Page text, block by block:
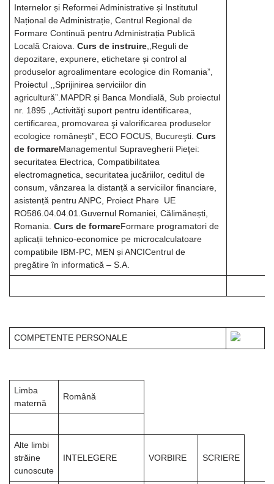
Internelor și Reformei Administrative și Institutul
Național de Administrație, Centrul Regional de
Formare Continuă pentru Administrația Publică
Locală Craiova. Curs de instruire,,Reguli de
depozitare, expunere, etichetare și control al
produselor agroalimentare ecologice din Romania”,
Proiectul ,,Sprijinirea serviciilor din
agricultură”.MAPDR și Banca Mondială, Sub proiectul
nr. 1895 ,,Activităţi suport pentru identificarea,
certificarea, promovarea şi valorificarea produselor
ecologice româneşti”, ECO FOCUS, Bucureşti. Curs
de formareManagementul Supravegherii Pieţei:
securitatea Electrica, Compatibilitatea
electromagnetica, securitatea jucăriilor, ceditul de
consum, vânzarea la distanță a serviciilor financiare,
asistență pentru ANPC, Proiect Phare UE
RO586.04.04.01.Guvernul Romaniei, Călimănești,
Romania. Curs de formareFormare programatori de
aplicații tehnico-economice pe microcalculatoare
compatibile IBM-PC, MEN și ANCICentrul de
pregătire în informatică – S.A.
COMPETENΤE PERSONALE
Limba
maternă
Română
Alte limbi
străine
cunoscute
ΙNΤELEGERE VORBIRE SCRIERE